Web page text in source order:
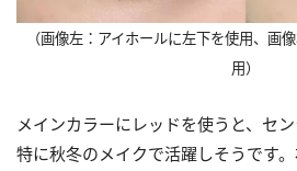
（画像左：アイホールに左下を使用、画
用）
メインカラーにレッドを使うと、セ
特に秋冬のメイクで活躍しそうです